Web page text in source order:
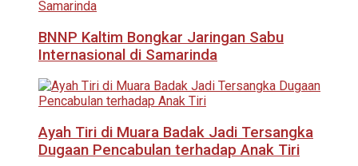
BNNP Kaltim Bongkar Jaringan Sabu
Internasional di Samarinda
Ayah Tiri di Muara Badak Jadi Tersangka
Dugaan Pencabulan terhadap Anak Tiri